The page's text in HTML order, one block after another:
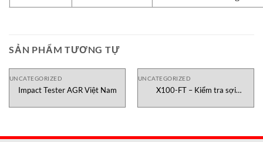
SẢN PHẨM TƯƠNG TỰ
UNCATEGORIZED
Impact Tester AGR Việt Nam
UNCATEGORIZED
X100-FT – Kiểm tra sợi